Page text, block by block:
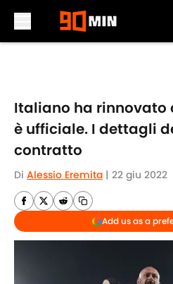
Italiano ha rinnovato
è ufficiale. I dettagli
contratto
Di Alessio Eremita | 22 giu 2022
Add us as a